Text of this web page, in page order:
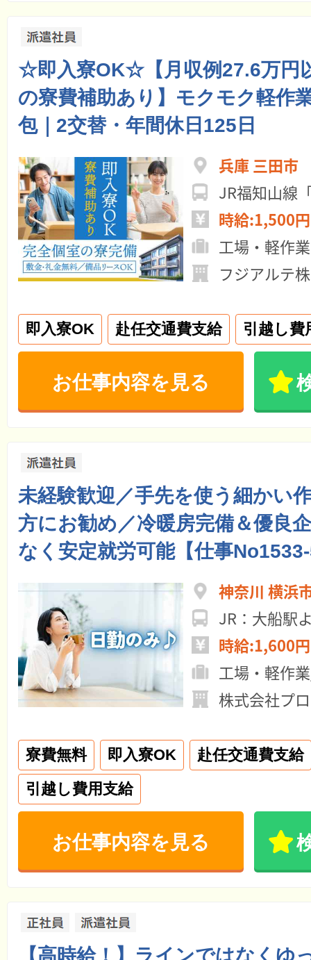
☆即入寮OK☆【月収例27.6万円
の寮費補助あり】モクモク軽作
包｜2交替・年間休日125日
兵庫 三田市
JR福知山線
時給:1,500
工場・軽作業
フジアルテ
即入寮OK 赴任交通費支給 引越し費
お仕事内容を見る
未経験歓迎／手先を使う細かい
方にお勧め／冷暖房完備＆優良
なく安定就労可能【仕事
神奈川 横浜
JR：大船
時給:1,600
工場・軽作
株式会社プ
寮費無料 即入寮OK
赴任交通費支給
引越し費用支給
お仕事内容を見る
【高時給！】ラインではなくゆ